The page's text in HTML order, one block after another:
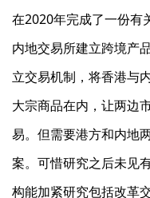
在2020年完成了一份有
内地交易所建立跨境产
立交易机制，将香港与
大宗商品在内，让两边
易。但需要港方和内地
案。可惜研究之后未见
构能加紧研究包括改革